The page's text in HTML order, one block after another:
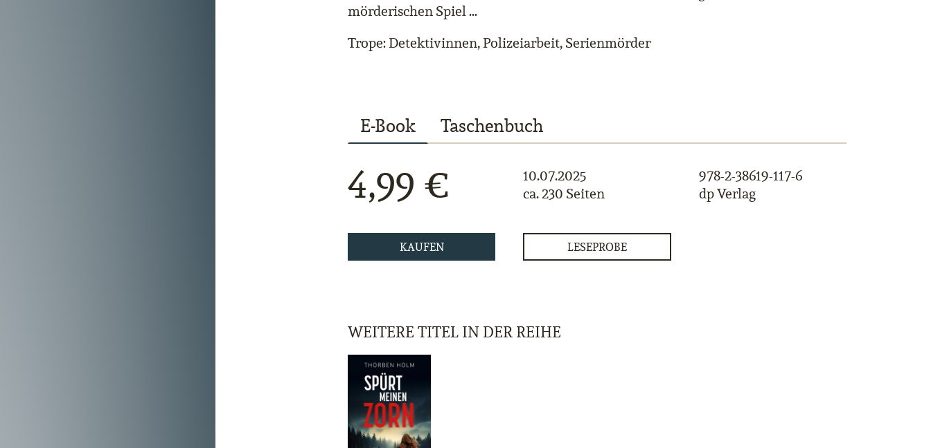
mörderischen Spiel …
Trope: Detektivinnen, Polizeiarbeit, Serienmörder
E-Book Taschenbuch
4,99 €
10.07.2025
ca. 230 Seiten
978-2-38619-117-6
dp Verlag
KAUFEN LESEPROBE
WEITERE TITEL IN DER REIHE